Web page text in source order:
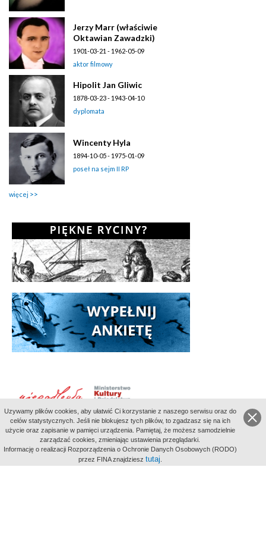
Jerzy Marr (właściwie
Oktawian Zawadzki)
1901-03-21 - 1962-05-09
aktor filmowy
Hipolit Jan Gliwic
1878-03-23 - 1943-04-10
dyplomata
Wincenty Hyla
1894-10-05 - 1975-01-09
poseł na sejm II RP
więcej
aktywności
Uzywamy plików cookies, aby ułatwić Ci korzystanie z naszego serwisu oraz do
celów statystycznych. Jeśli nie blokujesz tych plików, to zgadzasz się na ich
użycie oraz zapisanie w pamięci urządzenia. Pamiętaj, że możesz samodzielnie
zarządzać cookies, zmieniając ustawienia przeglądarki.
Informację o realizacji Rozporządzenia o Ochronie Danych Osobowych (RODO)
przez FINA znajdziesz tutaj